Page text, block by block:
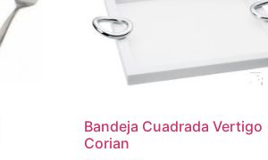
Bandeja Cuadrada Vertigo
Corian